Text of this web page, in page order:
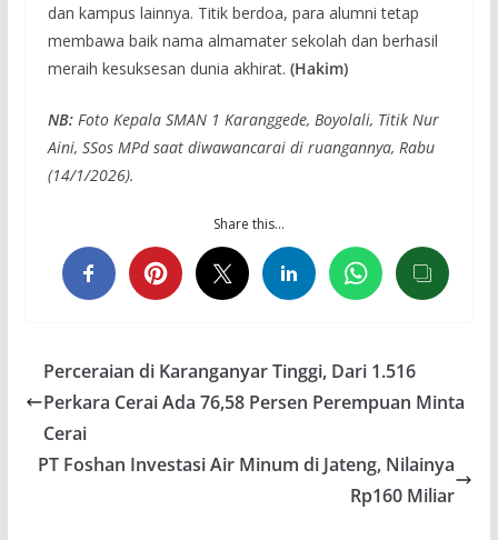
dan kampus lainnya. Titik berdoa, para alumni tetap
membawa baik nama almamater sekolah dan berhasil
meraih kesuksesan dunia akhirat. (Hakim)
NB: Foto Kepala SMAN 1 Karanggede, Boyolali, Titik Nur
Aini, SSos MPd saat diwawancarai di ruangannya, Rabu
(14/1/2026).
Share this…
Perceraian di Karanganyar Tinggi, Dari 1.516
Perkara Cerai Ada 76,58 Persen Perempuan Minta
Cerai
PT Foshan Investasi Air Minum di Jateng, Nilainya
Rp160 Miliar